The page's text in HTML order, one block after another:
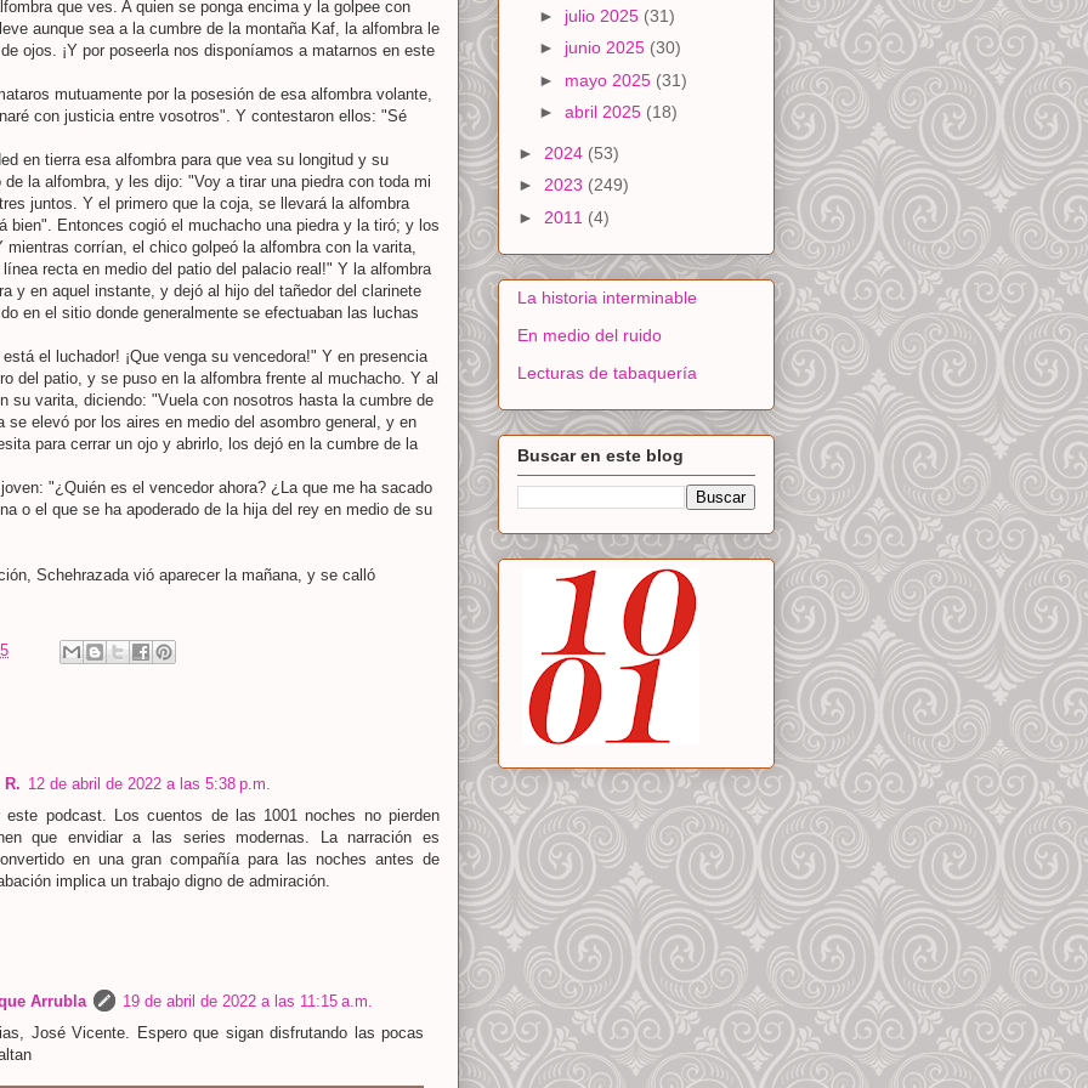
que ves. A quien se ponga encima y la golpee con
aunque sea a la cumbre de la montaña Kaf, la alfombra le
ojos. ¡Y por poseerla nos disponíamos a matarnos en este
mutuamente por la posesión de esa alfombra volante,
con justicia entre vosotros". Y contestaron ellos: "Sé
en tierra esa alfombra para que vea su longitud y su
la alfombra, y les dijo: "Voy a tirar una piedra con toda mi
juntos. Y el primero que la coja, se llevará la alfombra
bien". Entonces cogió el muchacho una piedra y la tiró; y los
mientras corrían, el chico golpeó la alfombra con la varita,
recta en medio del patio del palacio real!" Y la alfombra
y en aquel instante, y dejó al hijo del tañedor del clarinete
en el sitio donde generalmente se efectuaban las luchas
el luchador! ¡Que venga su vencedora!" Y en presencia
del patio, y se puso en la alfombra frente al muchacho. Y al
su varita, diciendo: "Vuela con nosotros hasta la cumbre de
se elevó por los aires en medio del asombro general, y en
para cerrar un ojo y abrirlo, los dejó en la cumbre de la
"¿Quién es el vencedor ahora? ¿La que me ha sacado
o el que se ha apoderado de la hija del rey en medio de su
Schehrazada vió aparecer la mañana, y se calló
12 de abril de 2022 a las 5:38 p.m.
podcast. Los cuentos de las 1001 noches no pierden
que envidiar a las series modernas. La narración es
en una gran compañía para las noches antes de
implica un trabajo digno de admiración.
Arrubla
19 de abril de 2022 a las 11:15 a.m.
José Vicente. Espero que sigan disfrutando las pocas
► julio 2025 (31)
► junio 2025 (30)
► mayo 2025 (31)
► abril 2025 (18)
► 2024 (53)
► 2023 (249)
► 2011 (4)
La historia interminable
En medio del ruido
Lecturas de tabaquería
Buscar en este blog